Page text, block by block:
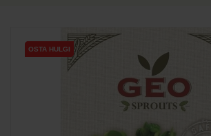
OSTA HULGI
OSTA HULGI